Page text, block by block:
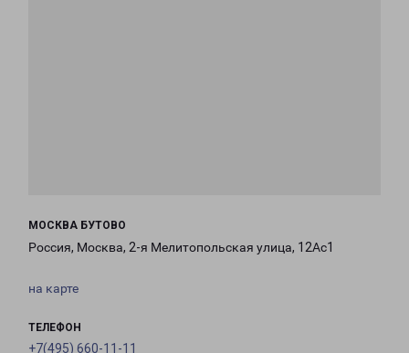
МОСКВА БУТОВО
Россия, Москва, 2-я Мелитопольская улица, 12Ас1
на карте
ТЕЛЕФОН
+7(495) 660-11-11